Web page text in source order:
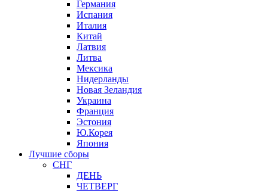
Германия
Испания
Италия
Китай
Латвия
Литва
Мексика
Нидерланды
Новая Зеландия
Украина
Франция
Эстония
Ю.Корея
Япония
Лучшие сборы
СНГ
ДЕНЬ
ЧЕТВЕРГ